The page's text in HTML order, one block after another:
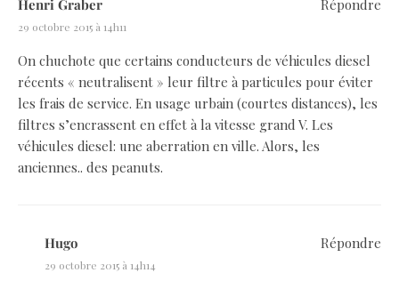
Henri Graber
29 octobre 2015 à 14h11
On chuchote que certains conducteurs de véhicules diesel
récents « neutralisent » leur filtre à particules pour éviter
les frais de service. En usage urbain (courtes distances), les
filtres s’encrassent en effet à la vitesse grand V. Les
véhicules diesel: une aberration en ville. Alors, les
anciennes.. des peanuts.
Répondre
Hugo
29 octobre 2015 à 14h14
Répondre